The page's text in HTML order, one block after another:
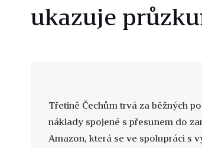
ukazuje
Třetině Čechům trvá za běžných
náklady spojené s přesunem do
Amazon, která se ve spolupráci s